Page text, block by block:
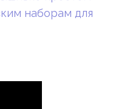
наборам для